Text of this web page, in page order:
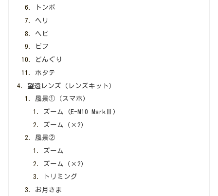
トンボ
ヘリ
ヘビ
ビフ
どんぐり
ホタテ
望遠レンズ（レンズキット）
風景①（スマホ）
ズーム (E-M10 MarkⅢ)
ズーム（×2）
風景②
ズーム
ズーム（×2）
トリミング
お月さま